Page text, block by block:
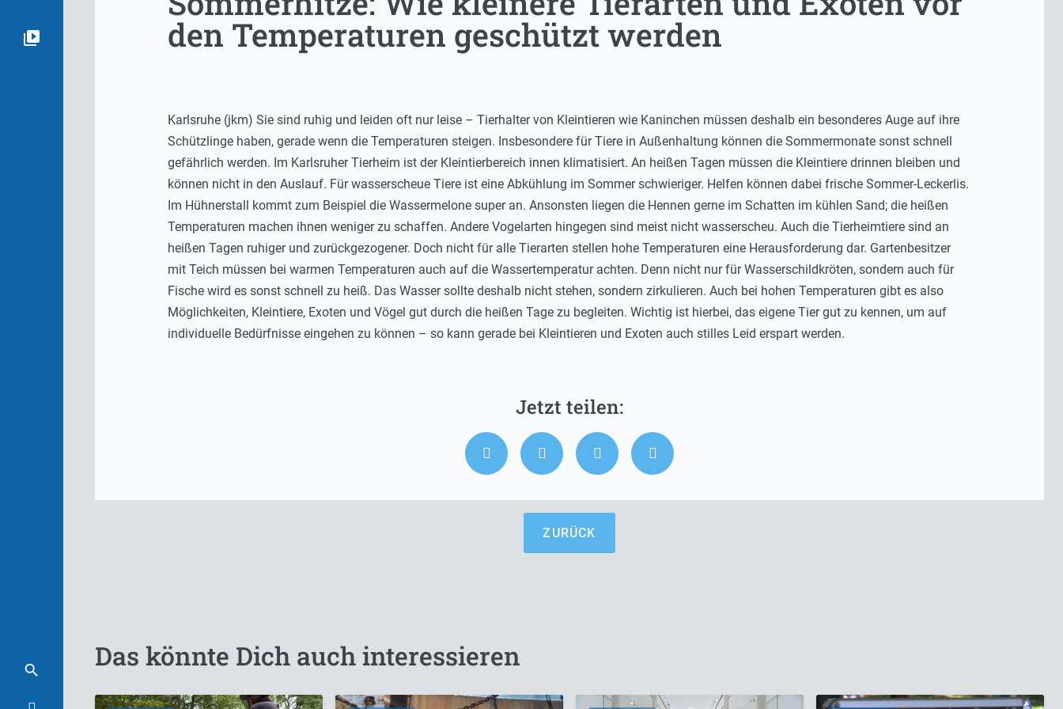
den Temperaturen geschützt werden
Karlsruhe (jkm) Sie sind ruhig und leiden oft nur leise – Tierhalter von Kleintieren wie Kaninchen müssen deshalb ein besonderes Auge auf ihre
Schützlinge haben, gerade wenn die Temperaturen steigen. Insbesondere für Tiere in Außenhaltung können die Sommermonate sonst schnell
gefährlich werden. Im Karlsruher Tierheim ist der Kleintierbereich innen klimatisiert. An heißen Tagen müssen die Kleintiere drinnen bleiben und
können nicht in den Auslauf. Für wasserscheue Tiere ist eine Abkühlung im Sommer schwieriger. Helfen können dabei frische Sommer-Leckerlis.
Im Hühnerstall kommt zum Beispiel die Wassermelone super an. Ansonsten liegen die Hennen gerne im Schatten im kühlen Sand; die heißen
Temperaturen machen ihnen weniger zu schaffen. Andere Vogelarten hingegen sind meist nicht wasserscheu. Auch die Tierheimtiere sind an
heißen Tagen ruhiger und zurückgezogener. Doch nicht für alle Tierarten stellen hohe Temperaturen eine Herausforderung dar. Gartenbesitzer
mit Teich müssen bei warmen Temperaturen auch auf die Wassertemperatur achten. Denn nicht nur für Wasserschildkröten, sondern auch für
Fische wird es sonst schnell zu heiß. Das Wasser sollte deshalb nicht stehen, sondern zirkulieren. Auch bei hohen Temperaturen gibt es also
Möglichkeiten, Kleintiere, Exoten und Vögel gut durch die heißen Tage zu begleiten. Wichtig ist hierbei, das eigene Tier gut zu kennen, um auf
individuelle Bedürfnisse eingehen zu können – so kann gerade bei Kleintieren und Exoten auch stilles Leid erspart werden.
ZURÜCK
Das könnte Dich auch interessieren